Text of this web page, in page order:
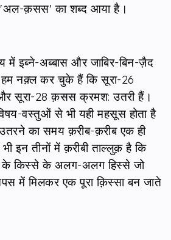
'अल-क़सस' का शब्द आया है।
में इब्‍ने-अब्बास और जाबिर-बिन-ज़ैद
नक़्ल कर चुके हैं कि सूरा-26
सूरा-28 क़सस क्रमश: उतरी हैं।
वस्तुओं से भी यही महसूस होता है
का समय क़रीब-क़रीब एक ही
इन तीनों में क़रीबी ताल्लुक़ है कि
किस्से के अलग-अलग हिस्से जो
में मिलकर एक पूरा क़िस्सा बन जाते